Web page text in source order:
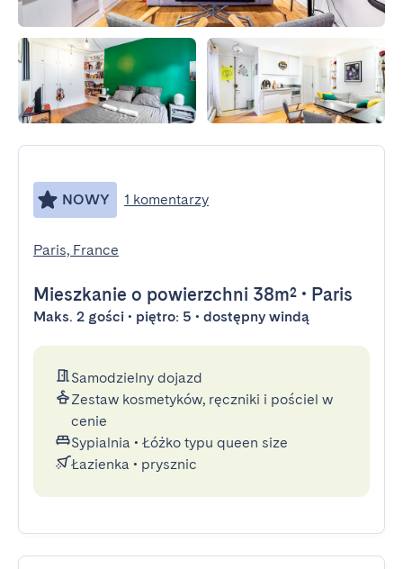
NOWY 1 komentarzy
Paris, France
Mieszkanie o powierzchni 38m² • Paris
Maks. 2 gości • piętro: 5 • dostępny windą
Samodzielny dojazd
Zestaw kosmetyków, ręczniki i pościel w
cenie
Sypialnia • Łóżko typu queen size
Łazienka • prysznic